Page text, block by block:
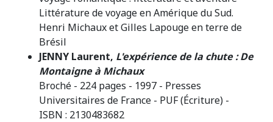
Littérature de voyage en Amérique du Sud.
Henri Michaux et Gilles Lapouge en terre de
Brésil
JENNY Laurent, L'expérience de la chute : De
Montaigne à Michaux
Broché - 224 pages - 1997 - Presses
Universitaires de France - PUF (Écriture) -
ISBN : 2130483682